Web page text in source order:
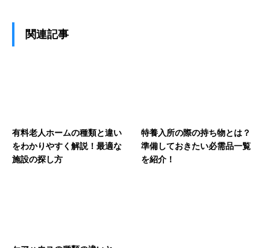
関連記事
有料老人ホームの種類と違い
をわかりやすく解説！最適な
施設の探し方
特養入所の際の持ち物とは？
準備しておきたい必需品一覧
を紹介！